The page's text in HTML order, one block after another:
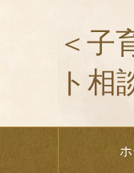
＜子
ト相